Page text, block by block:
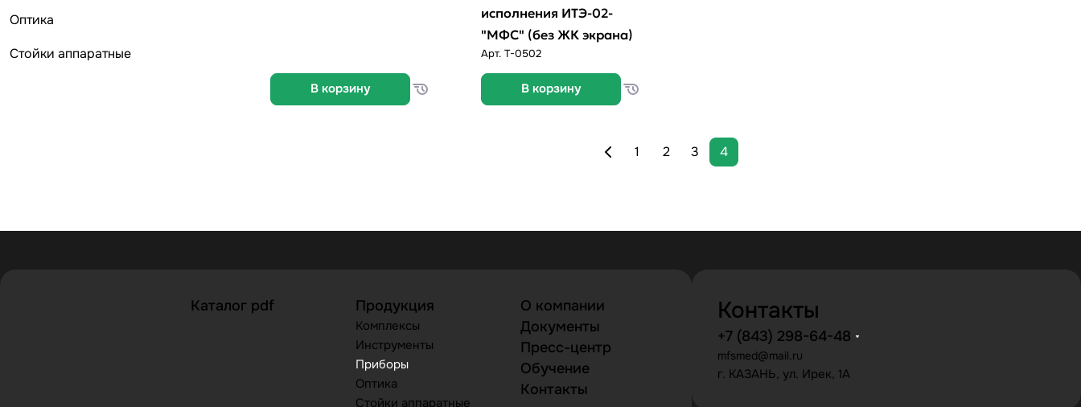
В корзину
исполнения ИТЭ-02-
"МФС" (без ЖК экрана)
Арт. T-0502
В корзину
1 2 3 4
Оптика
Стойки аппаратные
Каталог pdf Продукция
Комплексы
Инструменты
Приборы
Оптика
Стойки аппаратные
О компании
Документы
Пресс-центр
Обучение
Контакты
Контакты
+7 (843) 298-64-48
mfsmed@mail.ru
г. КАЗАНЬ, ул. Ирек, 1А